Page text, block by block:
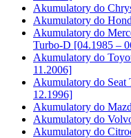
Akumulatory do
Akumulatory do
Akumulatory do
Turbo-D [04.1985 –
Akumulatory do
11.2006]
Akumulatory do Seat
12.1996]
Akumulatory do
Akumulatory do
Akumulatory do